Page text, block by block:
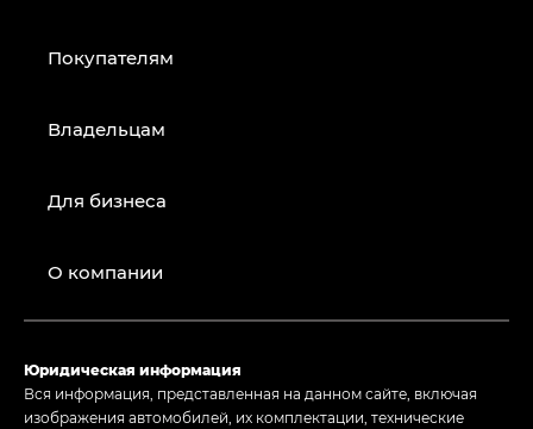
Покупателям
Владельцам
Для бизнеса
О компании
Юридическая информация
Вся информация, представленная на данном сайте, включая
изображения автомобилей, их комплектации, технические